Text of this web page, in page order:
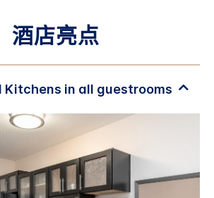
酒店亮点